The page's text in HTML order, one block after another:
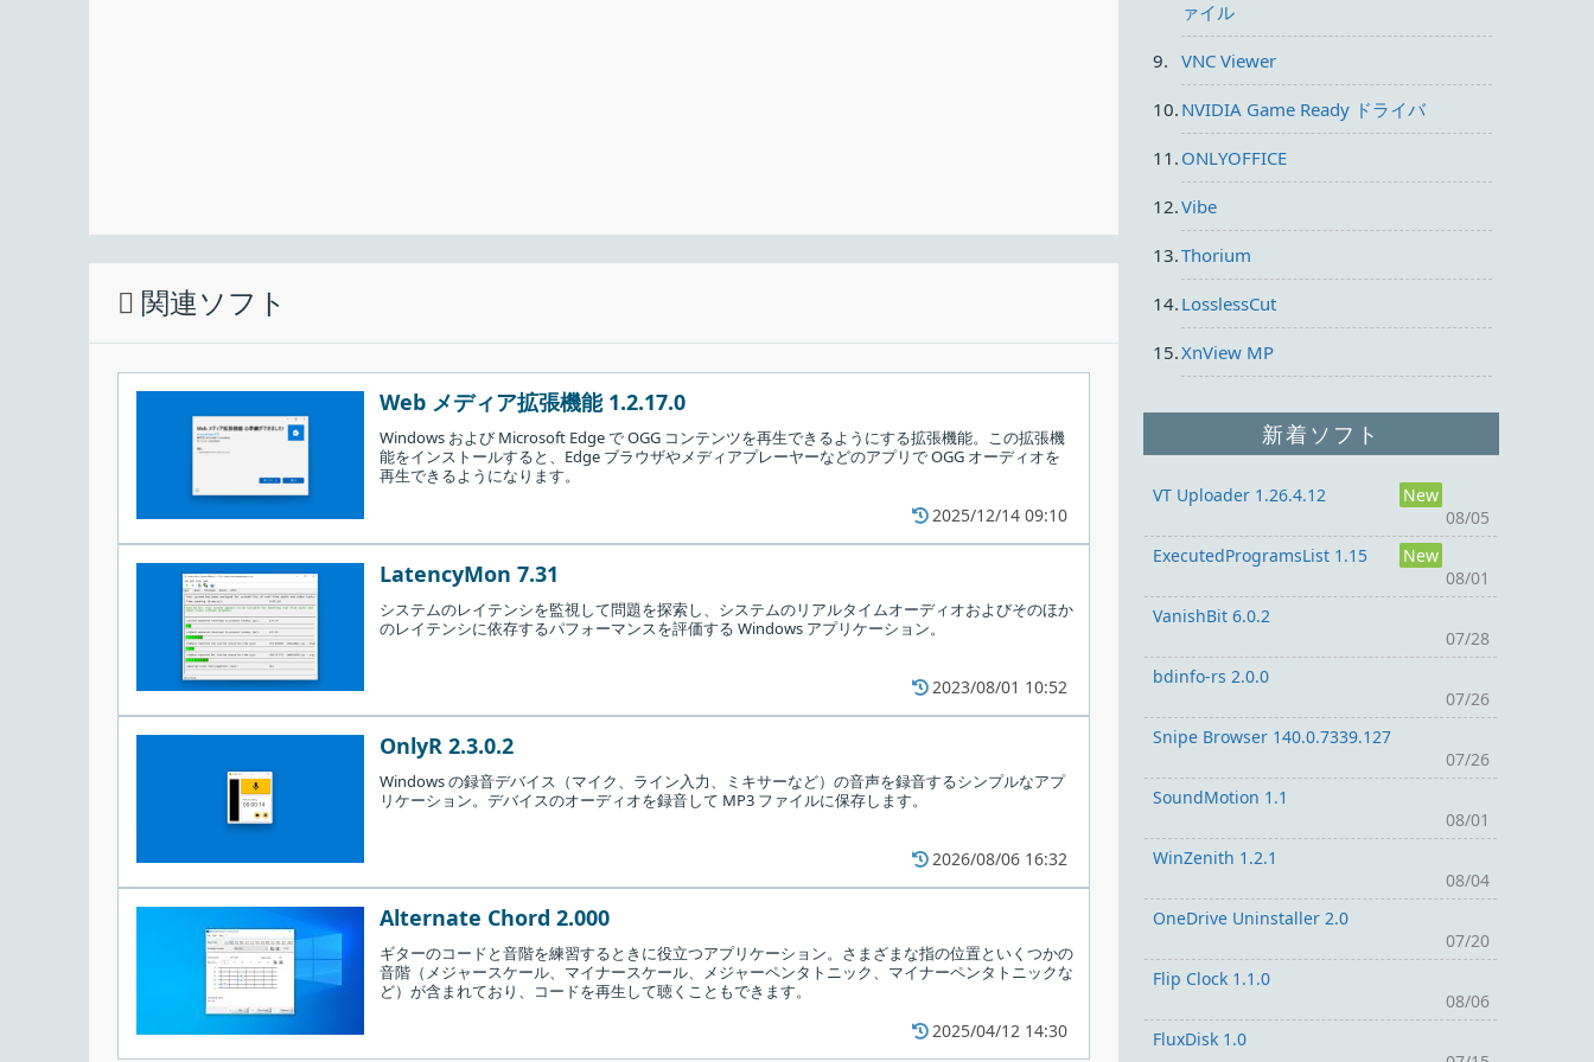
スタートメニューに作成するショートカットを指定して［ Next］をクリックします。
関連ソフト
Web メディア拡張機能 1.2.17.0
Windows および Microsoft Edge で OGG コンテンツを再生できるようにする拡張機能。この拡張機
能をインストールすると、Edge ブラウザやメディアプレーヤーなどのアプリで OGG オーディオを
再生できるようになります。
2025/12/14 09:10
LatencyMon 7.31
システムのレイテンシを監視して問題を探索し、システムのリアルタイムオーディオおよびそのほか
のレイテンシに依存するパフォーマンスを評価する Windows アプリケーション。
2023/08/01 10:52
OnlyR 2.3.0.2
Windows の録音デバイス（マイク、ライン入力、ミキサーなど）の音声を録音するシンプルなアプ
リケーション。デバイスのオーディオを録音して MP3 ファイルに保存します。
2026/08/06 16:32
Alternate Chord 2.000
ギターのコードと音階を練習するときに役立つアプリケーション。さまざまな指の位置といくつかの
音階（メジャースケール、マイナースケール、メジャーペンタトニック、マイナーペンタトニックな
ど）が含まれており、コードを再生して聴くこともできます。
2025/04/12 14:30
ァイル
VNC Viewer
NVIDIA Game Ready ドライバ
ONLYOFFICE
Vibe
Thorium
LosslessCut
XnView MP
新着ソフト
VT Uploader 1.26.4.12
New
08/05
ExecutedProgramsList 1.15
New
08/01
VanishBit 6.0.2
07/28
bdinfo-rs 2.0.0
07/26
Snipe Browser 140.0.7339.127
07/26
SoundMotion 1.1
08/01
WinZenith 1.2.1
08/04
OneDrive Uninstaller 2.0
07/20
Flip Clock 1.1.0
08/06
FluxDisk 1.0